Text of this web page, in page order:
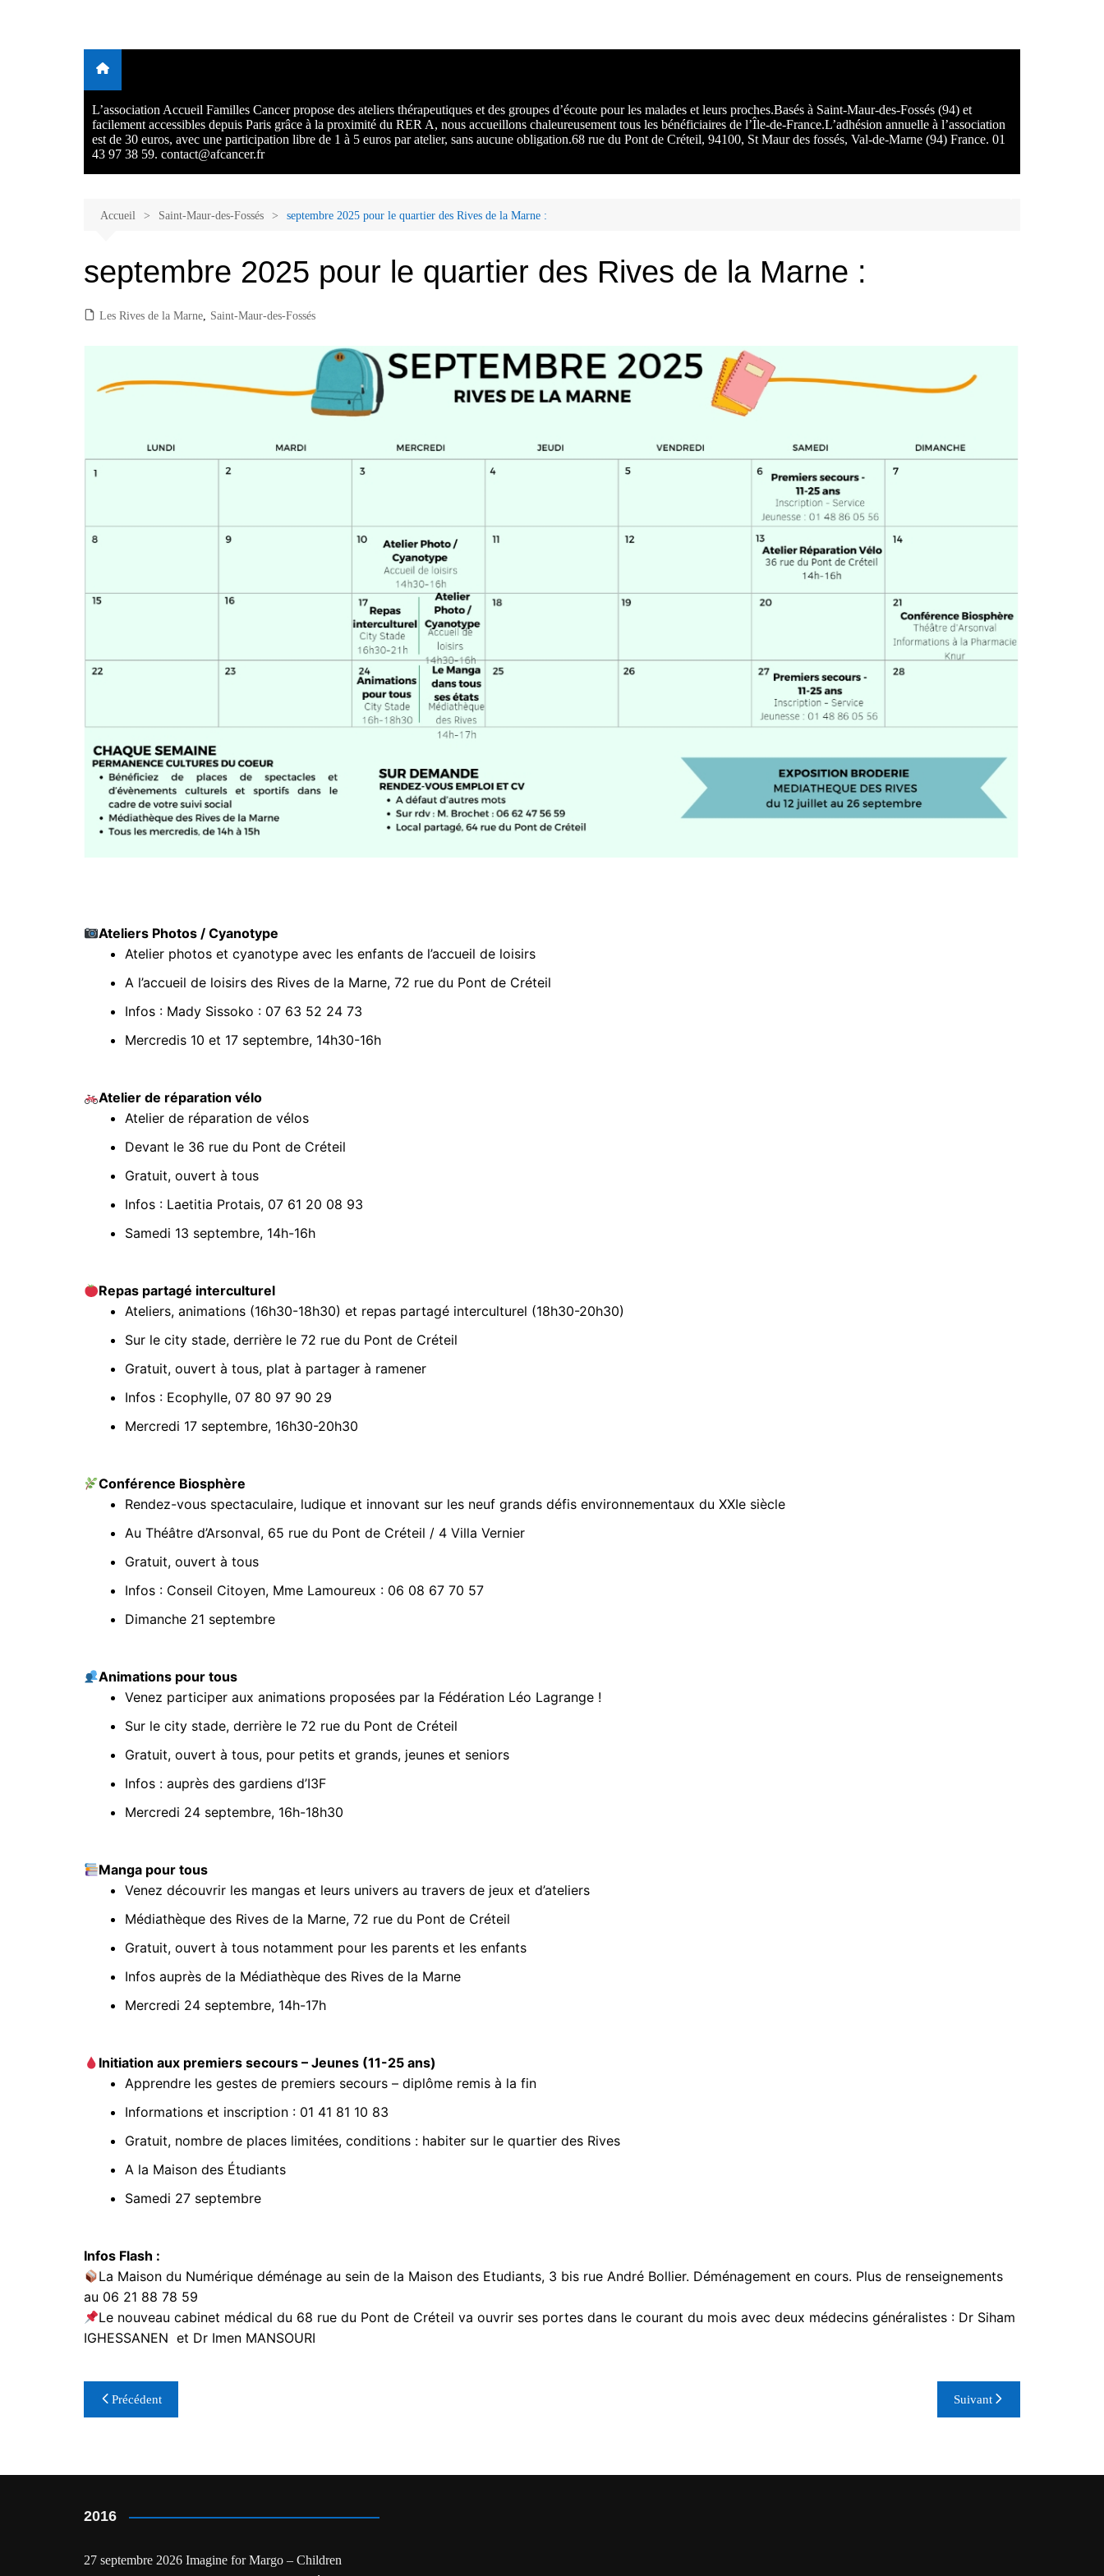
avec et après le cancer
Ecoute thérapeutique, sophrologie, sport adapté, art thérapie,
musico thérapie… . L'adhésion annuelle est de 30 euros avec une
participation libre de 1 à 5 euros par atelier sans obligation.
L’association Accueil Familles Cancer propose des ateliers thérapeutiques et des groupes d’écoute pour les malades et leurs proches.Basés à Saint-Maur-des-Fossés (94) et
facilement accessibles depuis Paris grâce à la proximité du RER A, nous accueillons chaleureusement tous les bénéficiaires de l’Île-de-France.L’adhésion annuelle à l’association
est de 30 euros, avec une participation libre de 1 à 5 euros par atelier, sans aucune obligation.68 rue du Pont de Créteil, 94100, St Maur des fossés, Val-de-Marne (94) France. 01
43 97 38 59. contact@afcancer.fr
Accueil Saint-Maur-des-Fossés septembre 2025 pour le quartier des Rives de la Marne :
septembre 2025 pour le quartier des Rives de la Marne :
Les Rives de la Marne Saint-Maur-des-Fossés
Ateliers Photos / Cyanotype
Atelier photos et cyanotype avec les enfants de l’accueil de loisirs
A l’accueil de loisirs des Rives de la Marne, 72 rue du Pont de Créteil
Infos : Mady Sissoko : 07 63 52 24 73
Mercredis 10 et 17 septembre, 14h30-16h
Atelier de réparation vélo
Atelier de réparation de vélos
Devant le 36 rue du Pont de Créteil
Gratuit, ouvert à tous
Infos : Laetitia Protais, 07 61 20 08 93
Samedi 13 septembre, 14h-16h
Repas partagé interculturel
Ateliers, animations (16h30-18h30) et repas partagé interculturel (18h30-20h30)
Sur le city stade, derrière le 72 rue du Pont de Créteil
Gratuit, ouvert à tous, plat à partager à ramener
Infos : Ecophylle, 07 80 97 90 29
Mercredi 17 septembre, 16h30-20h30
Conférence Biosphère
Rendez-vous spectaculaire, ludique et innovant sur les neuf grands défis environnementaux du XXIe siècle
Au Théâtre d’Arsonval, 65 rue du Pont de Créteil / 4 Villa Vernier
Gratuit, ouvert à tous
Infos : Conseil Citoyen, Mme Lamoureux : 06 08 67 70 57
Dimanche 21 septembre
Animations pour tous
Venez participer aux animations proposées par la Fédération Léo Lagrange !
Sur le city stade, derrière le 72 rue du Pont de Créteil
Gratuit, ouvert à tous, pour petits et grands, jeunes et seniors
Infos : auprès des gardiens d’I3F
Mercredi 24 septembre, 16h-18h30
Manga pour tous
Venez découvrir les mangas et leurs univers au travers de jeux et d’ateliers
Médiathèque des Rives de la Marne, 72 rue du Pont de Créteil
Gratuit, ouvert à tous notamment pour les parents et les enfants
Infos auprès de la Médiathèque des Rives de la Marne
Mercredi 24 septembre, 14h-17h
Initiation aux premiers secours – Jeunes (11-25 ans)
Apprendre les gestes de premiers secours – diplôme remis à la fin
Informations et inscription : 01 41 81 10 83
Gratuit, nombre de places limitées, conditions : habiter sur le quartier des Rives
A la Maison des Étudiants
Samedi 27 septembre
Infos Flash :
La Maison du Numérique déménage au sein de la Maison des Etudiants, 3 bis rue André Bollier. Déménagement en cours. Plus de renseignements
au 06 21 88 78 59
Le nouveau cabinet médical du 68 rue du Pont de Créteil va ouvrir ses portes dans le courant du mois avec deux médecins généralistes : Dr Siham
IGHESSANEN et Dr Imen MANSOURI
Navigation
de
Précédent Suivant
2016
27 septembre 2026 Imagine for Margo – Children